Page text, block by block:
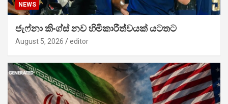
NEWS
ජැෆ්නා කිංග්ස් නව හිමිකාරීත්වයක් යටතට
August 5, 2026 editor